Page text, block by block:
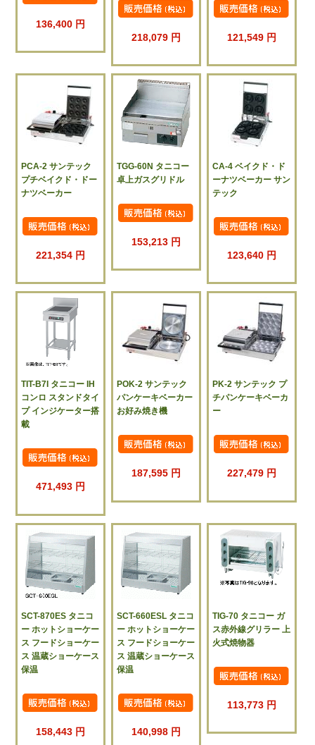
136,400 円
218,079 円 121,549 円
PCA-2 サンテック
プチベイクド・ドー
ナツベーカー
221,354 円
TGG-60N タニコー
卓上ガスグリドル
153,213 円
CA-4 ベイクド・ド
ーナツベーカー サン
テック
123,640 円
TIT-B7I タニコー IH
コンロ スタンドタイ
プ インジケーター搭
載
471,493 円
POK-2 サンテック
パンケーキベーカー
お好み焼き機
187,595 円
PK-2 サンテック プ
チパンケーキベーカ
ー
227,479 円
SCT-870ES タニコ
ー ホットショーケー
ス フードショーケー
ス 温蔵ショーケース
保温
158,443 円
SCT-660ESL タニコ
ー ホットショーケー
ス フードショーケー
ス 温蔵ショーケース
保温
140,998 円
TIG-70 タニコー ガ
ス赤外線グリラー 上
火式焼物器
113,773 円